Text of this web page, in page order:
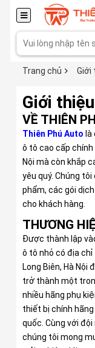
Trang chủ Giới
Giới thiệu
VỀ THIÊN
Thiên Phú Auto
ô tô cao cấp
Nội mà còn khắp
yêu quý. Chúng
phẩm, các gói
cho khách hàng.
THƯƠNG
Được thành lập
ô tô nhỏ có địa chỉ
Long Biên, Hà Nội
trở thành một
nhiều hãng phụ
thiết bị chính
quốc. Cùng với
chúng tôi mong